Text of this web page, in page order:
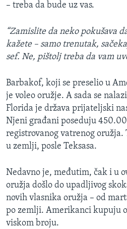
– treba da bude uz vas.
“Zamislite da neko pokušava
kažete – samo trenutak,
sef. Ne, pištolj treba da vam
Barbakof, koji se preselio u
je voleo oružje. A sada se
Florida je država prijateljski
Njeni građani poseduju
registrovanog vatrenog
u zemlji, posle Teksasa.
Nedavno je, međutim, čak i u
oružja došlo do upadljivog
novih vlasnika oružja – od
po zemlji. Amerikanci kupuju
viskom broju.